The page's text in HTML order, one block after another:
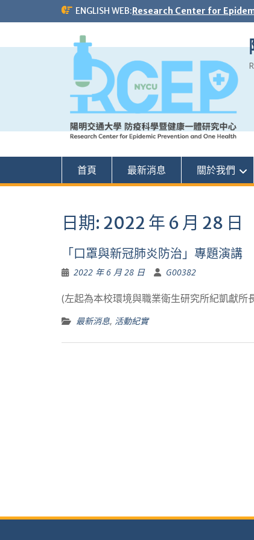
ENGLISH WEB:Research Center for
首頁 最新消息 關於我們
日期: 2022 年 6 月 28 日
「口罩與新冠肺炎防治」專題演講
2022 年 6 月 28 日 G00382
(左起為本校環境與職業衛生研究所紀凱獻所
最新消息, 活動紀實